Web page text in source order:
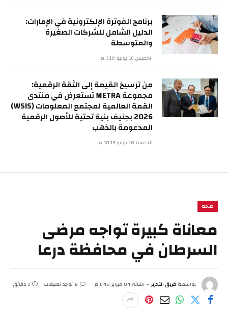
برنامج الفوترة الإلكترونية في الإمارات:
الدليل الشامل للشركات الصغيرة
والمتوسطة
الخميس 16 يوليو 3:10 م
من ترسيخ القيمة إلى الثقة الرقمية:
مجموعة METRA تستعرض في منتدى
القمة العالمية لمجتمع المعلومات (WSIS)
2026 بجنيف بنية تحتية للأصول الرقمية
المدعومة بالذهب
الجمعة 10 يوليو 10:19 م
صحة
معاناة كبيرة تواجه مرضى
السرطان في محافظة درعا
بواسطة فريق التحرير الثلاثاء 04 فبراير 6:40 م لا توجد تعليقات 3 دقائق